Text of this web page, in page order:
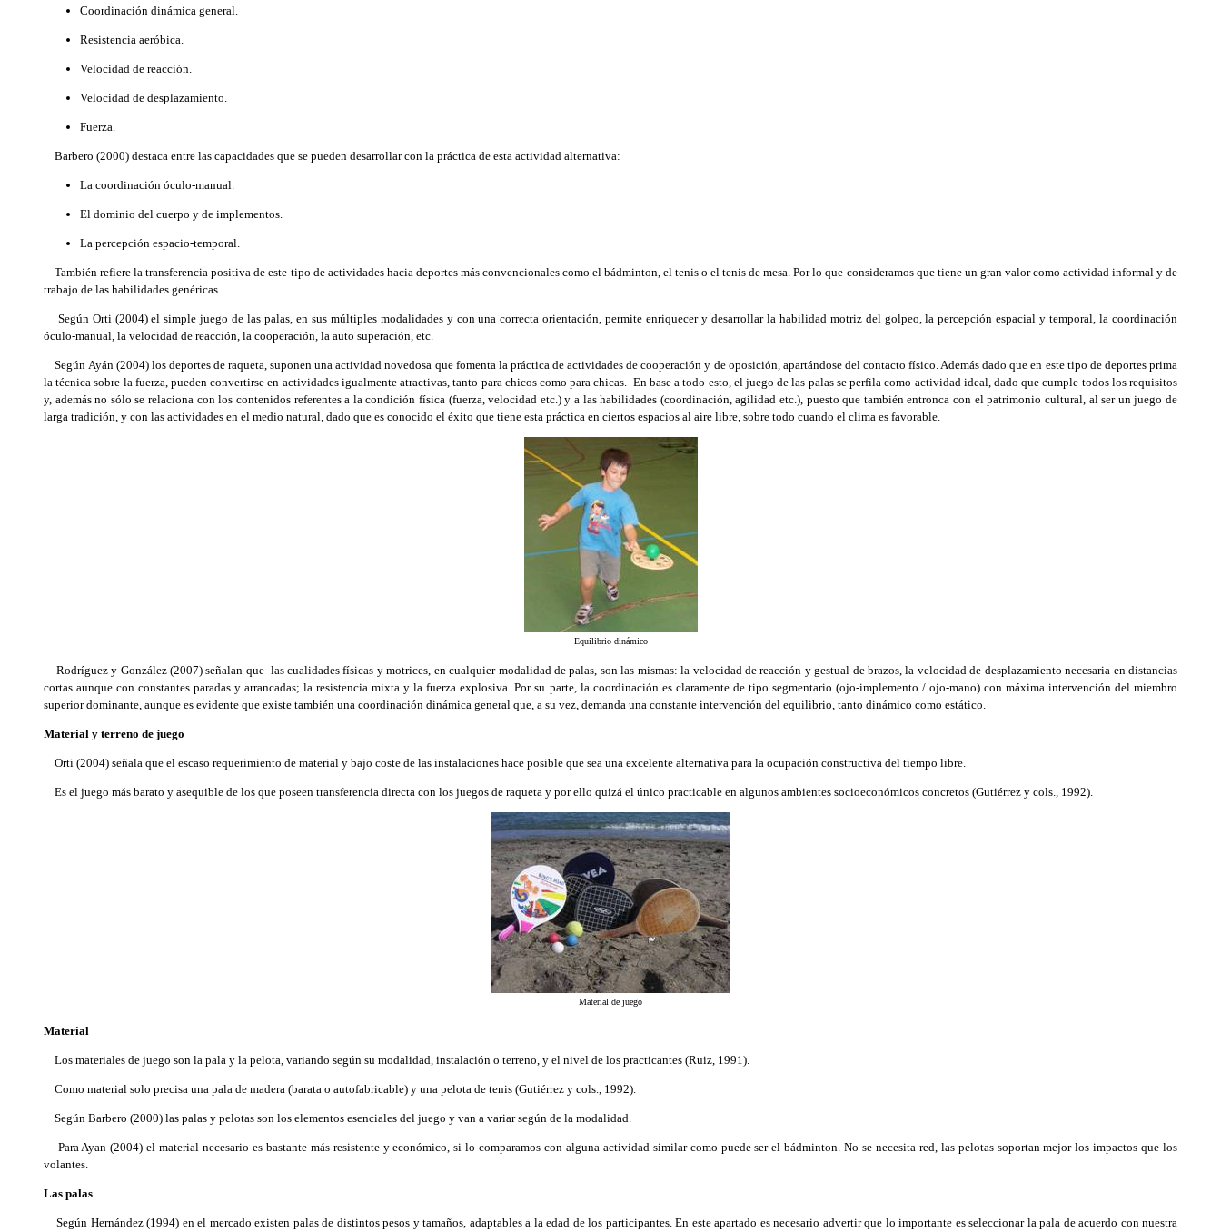
Coordinación dinámica general.
Resistencia aeróbica.
Velocidad de reacción.
Velocidad de desplazamiento.
Fuerza.
Barbero (2000) destaca entre las capacidades que se pueden desarrollar con la práctica de esta actividad alternativa:
La coordinación óculo-manual.
El dominio del cuerpo y de implementos.
La percepción espacio-temporal.
También refiere la transferencia positiva de este tipo de actividades hacia deportes más convencionales como el bádminton, el tenis o el tenis de mesa. Por lo que consideramos que tiene un gran valor como actividad informal y de
trabajo de las habilidades genéricas.
Según Orti (2004) el simple juego de las palas, en sus múltiples modalidades y con una correcta orientación, permite enriquecer y desarrollar la habilidad motriz del golpeo, la percepción espacial y temporal, la coordinación
óculo-manual, la velocidad de reacción, la cooperación, la auto superación, etc.
Según Ayán (2004) los deportes de raqueta, suponen una actividad novedosa que fomenta la práctica de actividades de cooperación y de oposición, apartándose del contacto físico. Además dado que en este tipo de deportes prima
la técnica sobre la fuerza, pueden convertirse en actividades igualmente atractivas, tanto para chicos como para chicas. En base a todo esto, el juego de las palas se perfila como actividad ideal, dado que cumple todos los requisitos
y, además no sólo se relaciona con los contenidos referentes a la condición física (fuerza, velocidad etc.) y a las habilidades (coordinación, agilidad etc.), puesto que también entronca con el patrimonio cultural, al ser un juego de
larga tradición, y con las actividades en el medio natural, dado que es conocido el éxito que tiene esta práctica en ciertos espacios al aire libre, sobre todo cuando el clima es favorable.
Equilibrio dinámico
Rodríguez y González (2007) señalan que las cualidades físicas y motrices, en cualquier modalidad de palas, son las mismas: la velocidad de reacción y gestual de brazos, la velocidad de desplazamiento necesaria en distancias
cortas aunque con constantes paradas y arrancadas; la resistencia mixta y la fuerza explosiva. Por su parte, la coordinación es claramente de tipo segmentario (ojo-implemento / ojo-mano) con máxima intervención del miembro
superior dominante, aunque es evidente que existe también una coordinación dinámica general que, a su vez, demanda una constante intervención del equilibrio, tanto dinámico como estático.
Material y terreno de juego
Orti (2004) señala que el escaso requerimiento de material y bajo coste de las instalaciones hace posible que sea una excelente alternativa para la ocupación constructiva del tiempo libre.
Es el juego más barato y asequible de los que poseen transferencia directa con los juegos de raqueta y por ello quizá el único practicable en algunos ambientes socioeconómicos concretos (Gutiérrez y cols., 1992).
Material de juego
Material
Los materiales de juego son la pala y la pelota, variando según su modalidad, instalación o terreno, y el nivel de los practicantes (Ruiz, 1991).
Como material solo precisa una pala de madera (barata o autofabricable) y una pelota de tenis (Gutiérrez y cols., 1992).
Según Barbero (2000) las palas y pelotas son los elementos esenciales del juego y van a variar según de la modalidad.
Para Ayan (2004) el material necesario es bastante más resistente y económico, si lo comparamos con alguna actividad similar como puede ser el bádminton. No se necesita red, las pelotas soportan mejor los impactos que los
volantes.
Las palas
Según Hernández (1994) en el mercado existen palas de distintos pesos y tamaños, adaptables a la edad de los participantes. En este apartado es necesario advertir que lo importante es seleccionar la pala de acuerdo con nuestra